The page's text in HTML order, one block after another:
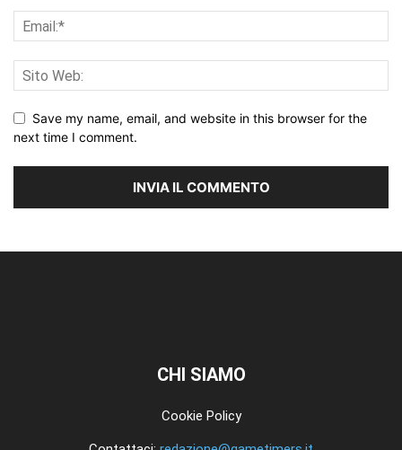
Save my name, email, and website in this browser for the
next time I comment.
CHI SIAMO
Cookie Policy